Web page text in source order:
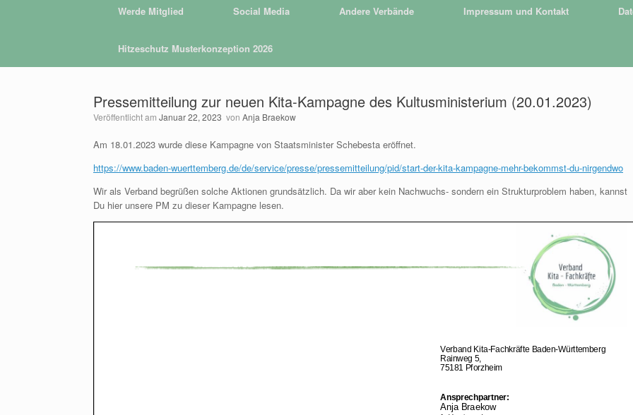
Werde Mitglied Social Media Andere Verbände Impressum und Kontakt
Hitzeschutz Musterkonzeption 2026
Pressemitteilung zur neuen Kita-Kampagne des Kultusministerium (20.01.2023)
Veröffentlicht am Januar 22, 2023 von Anja Braekow
Am 18.01.2023 wurde diese Kampagne von Staatsminister Schebesta eröffnet.
https://www.baden-wuerttemberg.de/de/service/presse/pressemitteilung/pid/start-der-kita-kampagne-mehr-bekommst-du-nirgendwo
Wir als Verband begrüßen solche Aktionen grundsätzlich. Da wir aber kein Nachwuchs- sondern ein Strukturproblem haben, kannst
Du hier unsere PM zu dieser Kampagne lesen.